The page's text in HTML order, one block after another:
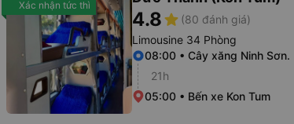
Xác nhận tức thì
4.8star (80 đánh giá)
Limousine 34 Phòng
08:00 • Cây xăng Ninh Sơn.
21h
05:00 • Bến xe Kon Tum